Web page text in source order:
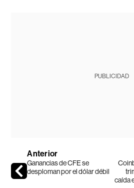
PUBLICIDAD
Anterior
Ganancias de CFE se
desploman por el dólar débil
caída